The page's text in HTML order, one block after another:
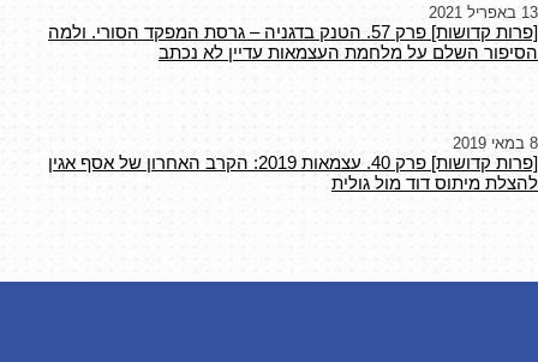
13 באפריל 2021
[פרות קדושות] פרק 57. הטנק בדגניה – גרסת המפקד הסורי. ולמה
הסיפור השלם על מלחמת העצמאות עדיין לא נכתב
8 במאי 2019
[פרות קדושות] פרק 40. עצמאות 2019: הקרב האחרון של אסף אגין
להצלת מיתוס דוד מול גולית